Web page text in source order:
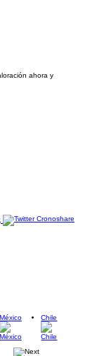
ahora y
México Chile